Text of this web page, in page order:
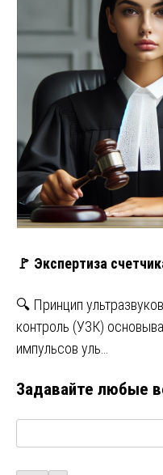
🚩 Экспертиза
🔍 Принцип
контроль (УЗК)
импульсов уль…
Задавайте любые